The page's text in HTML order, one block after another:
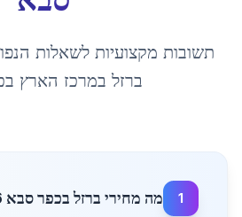
תשובות מקצועיות לשאלות
ברזל במרכז הארץ ב
1 מה מחירי ברזל בכפר סבא 2026?